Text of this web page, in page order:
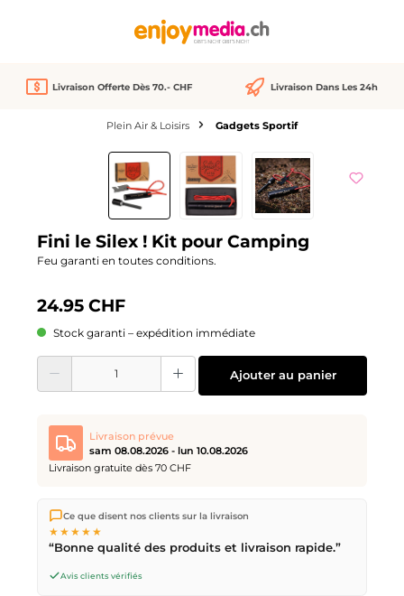
Livraison Offerte Dès 70.- CHF Livraison Dans Les 24h
Plein Air & Loisirs Gadgets Sportif
Ignorer la galerie d'images
Fini le Silex ! Kit pour Camping
Feu garanti en toutes conditions.
24.95 CHF
Stock garanti – expédition immédiate
Quantité de produit : Entrez la quantité souhaitée ou utilisez les boutons
Ajouter au panier
Livraison prévue
sam 08.08.2026 - lun 10.08.2026
Livraison gratuite dès 70 CHF
Nous expédions directement depuis notre entrepôt à Kriens,
en Suisse.Livraison gratuitedèsCHF 70
passées avant
livraison leprochain jour ouvrable par la Poste Suisse.
commande avantvendredi, 17h
Ce que disent nos clients sur la livraison
★★★★★
“Bonne qualité des produits et livraison rapide.”
Avis clients vérifiés